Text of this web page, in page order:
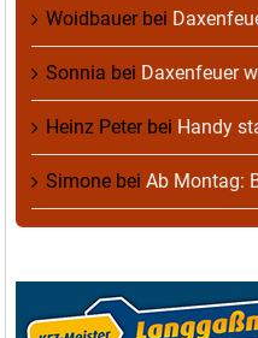
Woidbauerbei
Sonnia bei Daxenfeuer
Heinz Peterbei Handy
Simone bei Ab Montag: